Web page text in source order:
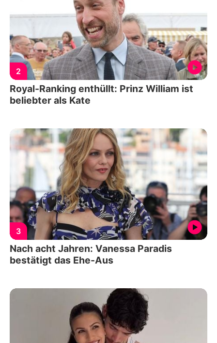
2
Royal-Ranking enthüllt: Prinz William ist
beliebter als Kate
3
Nach acht Jahren: Vanessa Paradis
bestätigt das Ehe-Aus